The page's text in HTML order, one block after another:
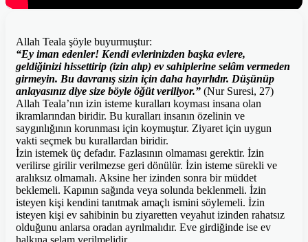
Allah Teala şöyle buyurmuştur:
“Ey iman edenler! Kendi evlerinizden başka evlere,
geldiğinizi hissettirip (izin alıp) ev sahiplerine selâm vermeden
girmeyin. Bu davranış sizin için daha hayırlıdır. Düşünüp
anlayasınız diye size böyle öğüt veriliyor.” (Nur Suresi, 27)
Allah Teala’nın izin isteme kuralları koyması insana olan
ikramlarından biridir. Bu kuralları insanın özelinin ve
saygınlığının korunması için koymuştur. Ziyaret için uygun
vakti seçmek bu kurallardan biridir.
İzin istemek üç defadır. Fazlasının olmaması gerektir. İzin
verilirse girilir verilmezse geri dönülür. İzin isteme sürekli ve
aralıksız olmamalı. Aksine her izinden sonra bir müddet
beklemeli. Kapının sağında veya solunda beklenmeli. İzin
isteyen kişi kendini tanıtmak amaçlı ismini söylemeli. İzin
isteyen kişi ev sahibinin bu ziyaretten veyahut izinden rahatsız
olduğunu anlarsa oradan ayrılmalıdır. Eve girdiğinde ise ev
halkına selam verilmelidir.